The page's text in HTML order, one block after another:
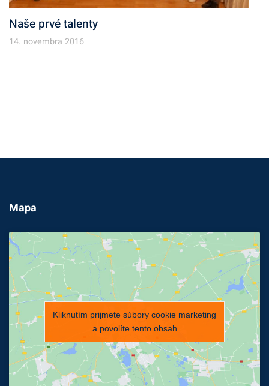
Naše prvé talenty
14. novembra 2016
Mapa
Kliknutím prijmete súbory cookie marketing
a povolíte tento obsah